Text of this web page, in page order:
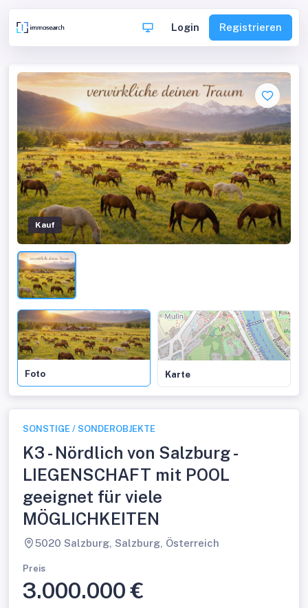
Login Registrieren
Kauf
Foto Karte
SONSTIGE / SONDEROBJEKTE
K3 - Nördlich von Salzburg -
LIEGENSCHAFT mit POOL
geeignet für viele
MÖGLICHKEITEN
5020 Salzburg, Salzburg, Österreich
Preis
3.000.000 €